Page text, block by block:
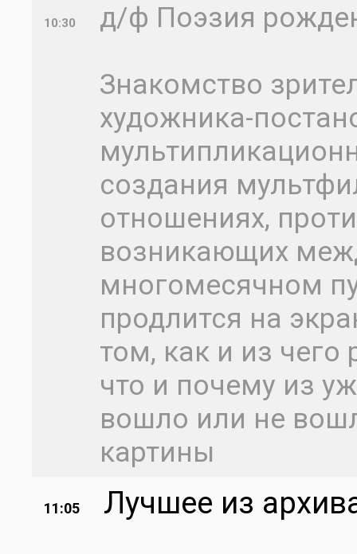
10:30
д/ф Поэзия
Знакомство
художника-
создания
отношениях,
возникающих
многомесячном
продлится на
том, как и из
что и почему из
вошло или не
картины
11:05 Лучшее из